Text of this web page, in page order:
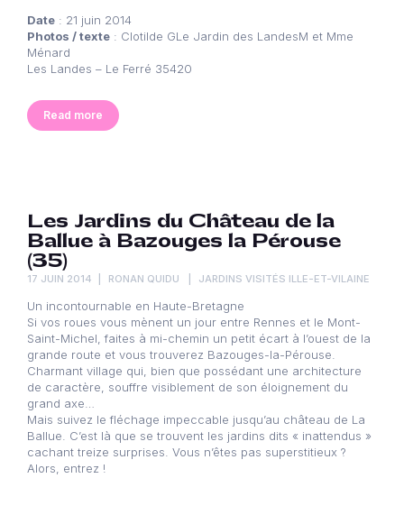
Date : 21 juin 2014
Photos / texte : Clotilde GLe Jardin des LandesM et Mme
Ménard
Les Landes – Le Ferré 35420
Read more
Les Jardins du Château de la
Ballue à Bazouges la Pérouse
(35)
17 JUIN 2014 RONAN QUIDU JARDINS VISITÉS ILLE-ET-VILAINE
Un incontournable en Haute-Bretagne
Si vos roues vous mènent un jour entre Rennes et le Mont-
Saint-Michel, faites à mi-chemin un petit écart à l’ouest de la
grande route et vous trouverez Bazouges-la-Pérouse.
Charmant village qui, bien que possédant une architecture
de caractère, souffre visiblement de son éloignement du
grand axe…
Mais suivez le fléchage impeccable jusqu’au château de La
Ballue. C’est là que se trouvent les jardins dits « inattendus »
cachant treize surprises. Vous n’êtes pas superstitieux ?
Alors, entrez !